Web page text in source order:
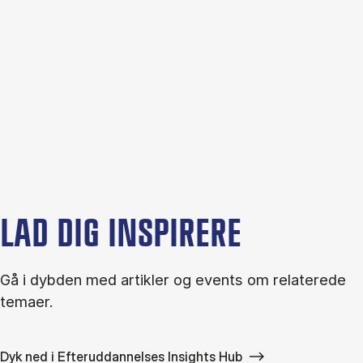
LAD DIG INSPIRERE
Gå i dybden med artikler og events om relaterede
temaer.
Dyk ned i Efteruddannelses Insights Hub